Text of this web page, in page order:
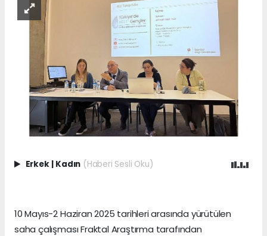
Erkek | Kadın (Haberi Sesli Oku)
10 Mayıs-2 Haziran 2025 tarihleri arasında yürütülen
saha çalışması Fraktal Araştırma tarafından